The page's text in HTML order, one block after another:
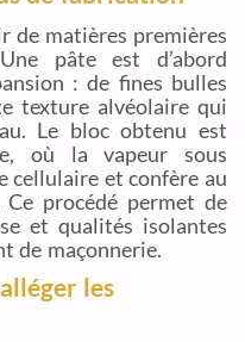
de matières premières
pâte est d’abord
: de fines bulles
texture alvéolaire qui
Le bloc obtenu est
où la vapeur sous
cellulaire et confère au
procédé permet de
et qualités isolantes
de maçonnerie.
les